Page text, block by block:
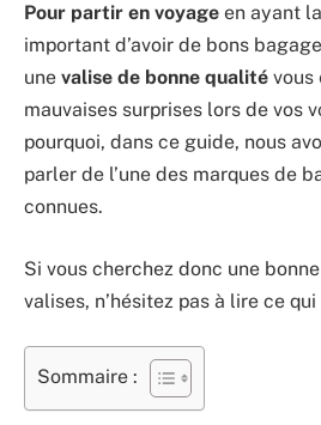
Pour partir en voyage en ayant
important d’avoir de bons
une valise de bonne qualité vous
mauvaises surprises lors de vos
pourquoi, dans ce guide, nous
parler de l’une des marques de
connues.
Si vous cherchez donc une
valises, n’hésitez pas à lire ce qui
Sommaire :